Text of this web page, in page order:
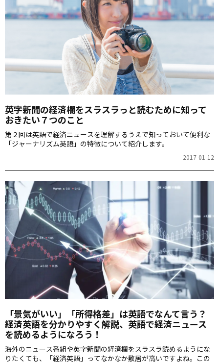
英字新聞の経済欄をスラスラっと読むために知って
おきたい７つのこと
第２回は英語で経済ニュースを理解するうえで知っておいて便利な
「ジャーナリズム英語」の特徴について紹介します。
2017-01-12
「景気がいい」「所得格差」は英語でなんて言う？
経済英語を分かりやすく解説、英語で経済ニュース
を読めるようになろう！
海外のニュース番組や英字新聞の経済欄をスラスラ読めるようにな
りたくても、「経済英語」ってなかなか敷居が高いですよね。この